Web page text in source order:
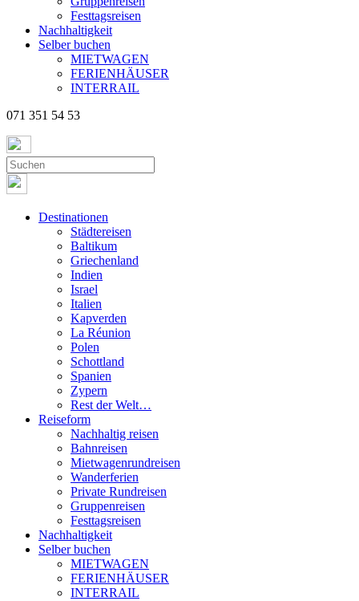
Festtagsreisen
Nachhaltigkeit
Selber buchen
MIETWAGEN
FERIENHÄUSER
INTERRAIL
071 351 54 53
Destinationen
Städtereisen
Baltikum
Griechenland
Indien
Israel
Italien
Kapverden
La Réunion
Polen
Schottland
Spanien
Zypern
Rest der Welt…
Reiseform
Nachhaltig reisen
Bahnreisen
Mietwagenrundreisen
Wanderferien
Private Rundreisen
Gruppenreisen
Festtagsreisen
Nachhaltigkeit
Selber buchen
MIETWAGEN
FERIENHÄUSER
INTERRAIL